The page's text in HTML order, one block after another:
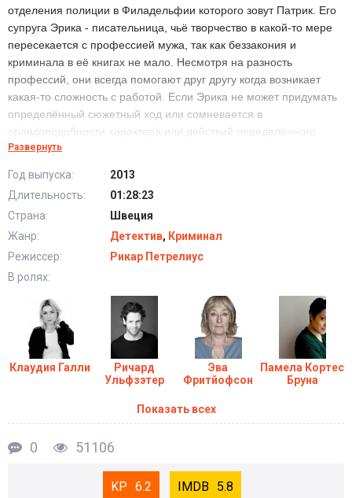
отделения полиции в Филадельфии которого зовут Патрик. Его
супруга Эрика - писательница, чьё творчество в какой-то мере
пересекается с профессией мужа, так как беззакония и
криминала в её книгах не мало. Несмотря на разность
профессий, они всегда помогают друг другу когда возникает
какая-то сложность с работой. Если Эрика не может придумать
определённый сюжетный ход или сомневается в
правдоподобности характера или действий определённого
своего персонажа, то ей в помощь приходит Патрик у которого
Патрика возникают проблемы с предполагаемыми мотивами
преступления или образной картиной того как оно могло
совершаться, то тут ему помогает невероятно развитая
фантазия супруги.
Вот и сейчас наступил момент, когда наша пара вынуждена
объединиться, ведь только так они смогут раскрыть
преступление корни которого находятся в далёком прошлом.
Развернуть
Год выпуска:
2013
Длительность:
01:28:23
Страна:
Швеция
Жанр:
Детектив, Криминал
Режиссер:
Рикар Петрелиус
В ролях:
Клаудия Галли
Ричард
Ульфзэтер
Эва
Фритйофсон
Памела Кортес
Бруна
Показать всех
0 51106
6.2 5.8